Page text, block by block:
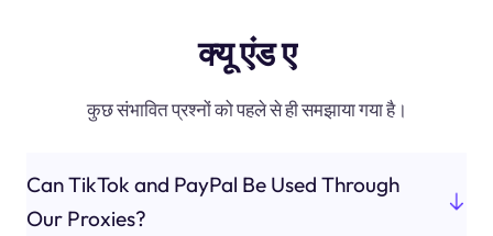
क्यू एंड ए
कुछ संभावित प्रश्नों को पहले से ही समझाया गया है।
Can TikTok and PayPal Be Used Through
Our Proxies?